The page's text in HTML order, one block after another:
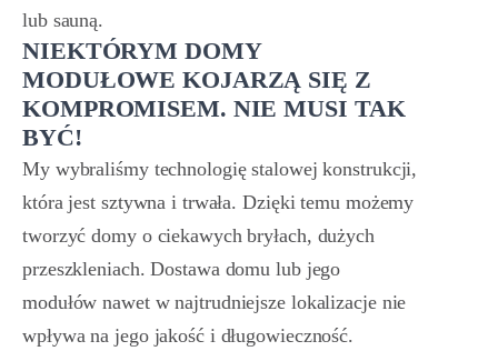
lub sauną.
NIEKTÓRYM DOMY
MODUŁOWE KOJARZĄ SIĘ Z
KOMPROMISEM. NIE MUSI TAK
BYĆ!
My wybraliśmy technologię stalowej konstrukcji,
która jest sztywna i trwała. Dzięki temu możemy
tworzyć domy o ciekawych bryłach, dużych
przeszkleniach. Dostawa domu lub jego
modułów nawet w najtrudniejsze lokalizacje nie
wpływa na jego jakość i długowieczność.